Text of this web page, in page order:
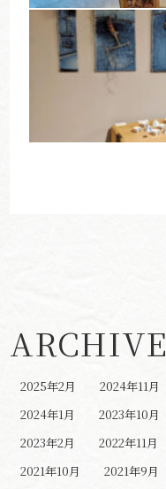
ARCHIVE
2025年2月 2024年11月
2024年1月
2023年10月
2023年2月
2022年11月
2021年10月
2021年9月